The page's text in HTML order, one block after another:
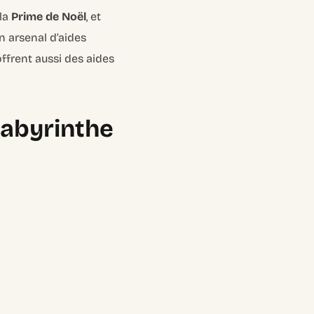
Prime de Noël, et
arsenal d’aides
aussi des aides